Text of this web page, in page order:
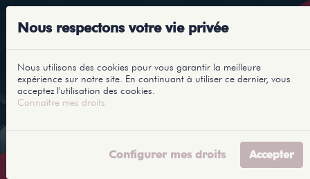
Nous respectons votre vie privée
Nous utilisons des cookies pour vous garantir la meilleure
expérience sur notre site. En continuant à utiliser ce dernier, vous
acceptez l'utilisation des cookies.
Connaître mes droits
Configurer mes droits Accepter